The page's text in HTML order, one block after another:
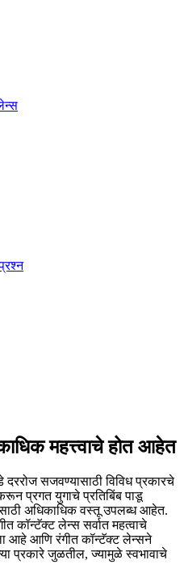
महत्त्वाचे होत आहेत
सजवण्यासाठी विविध प्रकारचे
प्रगत युगाचे प्रतिबिंब पाडू
अधिकाधिक वस्तू उपलब्ध आहेत.
कॉन्टॅक्ट लेन्स सर्वात महत्वाचे
आहे आणि रंगीत कॉन्टॅक्ट लेन्सने
प्रकारे जुळतील, ज्यामुळे स्वभावाचे